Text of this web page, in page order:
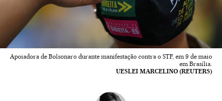
Apoiadora de Bolsonaro durante manifestação contra o STF, em 9 de maio
em Brasília.
UESLEI MARCELINO (REUTERS)